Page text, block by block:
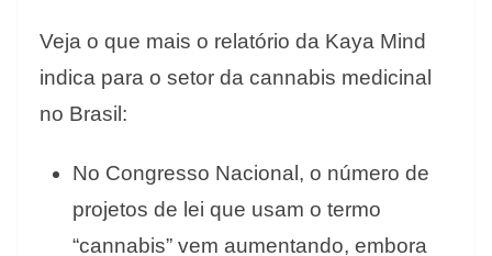
Veja o que mais o relatório da Kaya Mind
indica para o setor da cannabis medicinal
no Brasil:
No Congresso Nacional, o número de
projetos de lei que usam o termo
“cannabis” vem aumentando, embora